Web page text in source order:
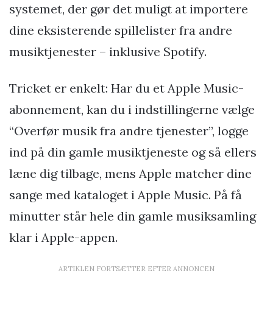
systemet, der gør det muligt at importere
dine eksisterende spillelister fra andre
musiktjenester – inklusive Spotify.
Tricket er enkelt: Har du et Apple Music-
abonnement, kan du i indstillingerne vælge
“Overfør musik fra andre tjenester”, logge
ind på din gamle musiktjeneste og så ellers
læne dig tilbage, mens Apple matcher dine
sange med kataloget i Apple Music. På få
minutter står hele din gamle musiksamling
klar i Apple-appen.
ARTIKLEN FORTSÆTTER EFTER ANNONCEN